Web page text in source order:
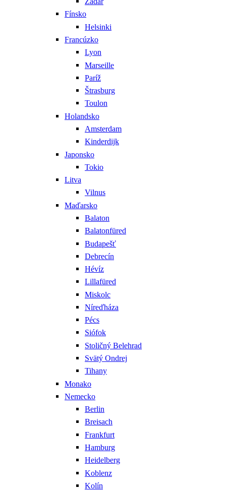
Fínsko
Helsinki
Francúzko
Lyon
Marseille
Paríž
Štrasburg
Toulon
Holandsko
Amsterdam
Kinderdijk
Japonsko
Tokio
Litva
Vilnus
Maďarsko
Balaton
Balatonfüred
Budapešť
Debrecín
Hévíz
Lillafüred
Miskolc
Níreďháza
Pécs
Siófok
Stoličný Belehrad
Svätý Ondrej
Tihany
Monako
Nemecko
Berlin
Breisach
Frankfurt
Hamburg
Heidelberg
Koblenz
Kolín